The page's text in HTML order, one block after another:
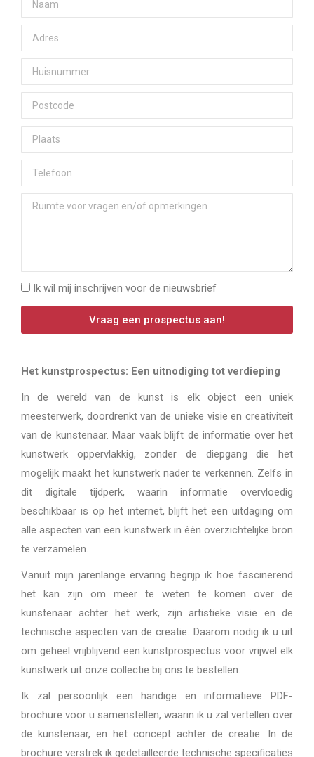
Ik wil mij inschrijven voor de nieuwsbrief
Vraag een prospectus aan!
Het kunstprospectus: Een uitnodiging tot verdieping
In de wereld van de kunst is elk object een uniek
meesterwerk, doordrenkt van de unieke visie en creativiteit
van de kunstenaar. Maar vaak blijft de informatie over het
kunstwerk oppervlakkig, zonder de diepgang die het
mogelijk maakt het kunstwerk nader te verkennen. Zelfs in
dit digitale tijdperk, waarin informatie overvloedig
beschikbaar is op het internet, blijft het een uitdaging om
alle aspecten van een kunstwerk in één overzichtelijke bron
te verzamelen.
Vanuit mijn jarenlange ervaring begrijp ik hoe fascinerend
het kan zijn om meer te weten te komen over de
kunstenaar achter het werk, zijn artistieke visie en de
technische aspecten van de creatie. Daarom nodig ik u uit
om geheel vrijblijvend een kunstprospectus voor vrijwel elk
kunstwerk uit onze collectie bij ons te bestellen.
Ik zal persoonlijk een handige en informatieve PDF-
brochure voor u samenstellen, waarin ik u zal vertellen over
de kunstenaar, en het concept achter de creatie. In de
brochure verstrek ik gedetailleerde technische specificaties